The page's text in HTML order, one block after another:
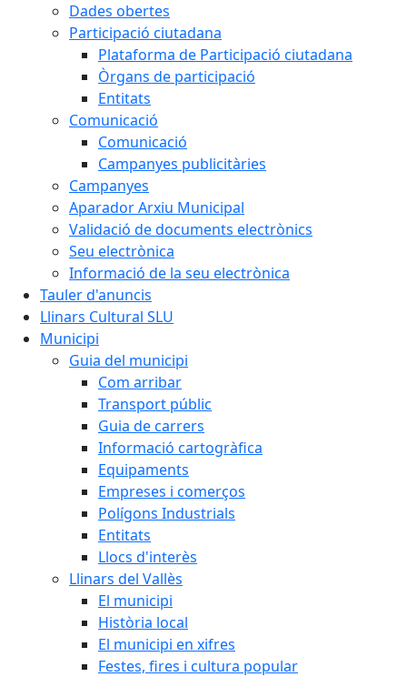
Dades obertes
Participació ciutadana
Plataforma de Participació ciutadana
Òrgans de participació
Entitats
Comunicació
Comunicació
Campanyes publicitàries
Campanyes
Aparador Arxiu Municipal
Validació de documents electrònics
Seu electrònica
Informació de la seu electrònica
Tauler d'anuncis
Llinars Cultural SLU
Municipi
Guia del municipi
Com arribar
Transport públic
Guia de carrers
Informació cartogràfica
Equipaments
Empreses i comerços
Polígons Industrials
Entitats
Llocs d'interès
Llinars del Vallès
El municipi
Història local
El municipi en xifres
Festes, fires i cultura popular